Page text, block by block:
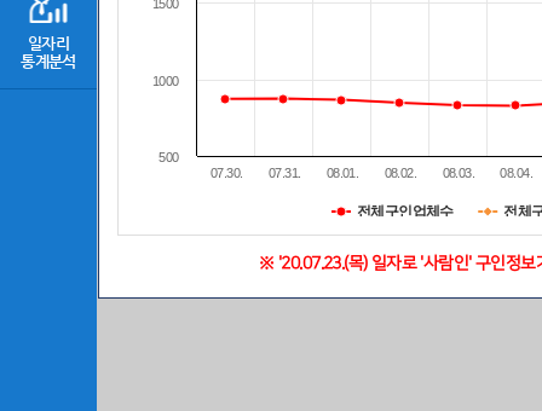
일자리
통계분석
1일간 이 창을 더 이상 열지 않음
전체구인업체수 전체
500
1000
1500
07.30. 07.31. 08.01. 08.02. 08.03. 08.04.
※ '20.07.23.(목) 일자로 '사람인' 구인정보